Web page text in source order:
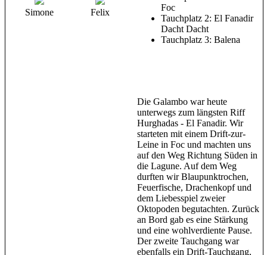
Simone Felix
Foc
Tauchplatz 2: El Fanadir
Dacht Dacht
Tauchplatz 3: Balena
Die Galambo war heute
unterwegs zum längsten Riff
Hurghadas - El Fanadir. Wir
starteten mit einem Drift-zur-
Leine in Foc und machten uns
auf den Weg Richtung Süden in
die Lagune. Auf dem Weg
durften wir Blaupunktrochen,
Feuerfische, Drachenkopf und
dem Liebesspiel zweier
Oktopoden begutachten. Zurück
an Bord gab es eine Stärkung
und eine wohlverdiente Pause.
Der zweite Tauchgang war
ebenfalls ein Drift-Tauchgang,